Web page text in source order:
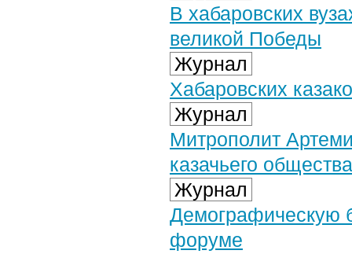
В хабаровских
великой Победы
Журнал
Хабаровских
Журнал
Митрополит
казачьего общества
Журнал
Демографическую
форуме